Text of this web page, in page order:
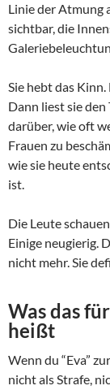
Linie der Atmung
sichtbar, die
Sie hebt das
Dann liest sie den
darüber, wie oft
Frauen zu
wie sie heute
ist.
Die Leute
Einige neugierig.
nicht mehr. Sie
Was das
heißt
Wenn du “Eva”
nicht als Strafe,